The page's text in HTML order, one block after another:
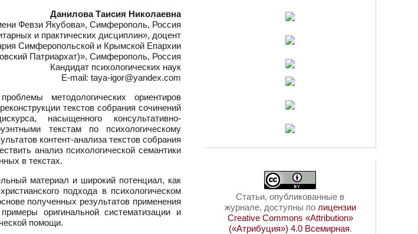
Данилова Таисия Николаевна
Февзи Якубова», Симферополь, Россия
и практических дисциплин», доцент
Симферопольской и Крымской Епархии
Патриархат)», Симферополь, Россия
Кандидат психологических наук
E-mail: taya-igor@yandex.com
методологических ориентиров
текстов собрания сочинений
насыщенного консультативно-
текстам по психологическому
контент-анализа текстов собрания
анализ психологической семантики
в текстах.
материал и широкий потенциал, как
подхода в психологическом
полученных результатов применения
оригинальной систематизации и
помощи.
Статьи, опубликованные в
журнале, доступны по лицензии
Creative Commons «Attribution»
(«Атрибуция») 4.0 Всемирная.